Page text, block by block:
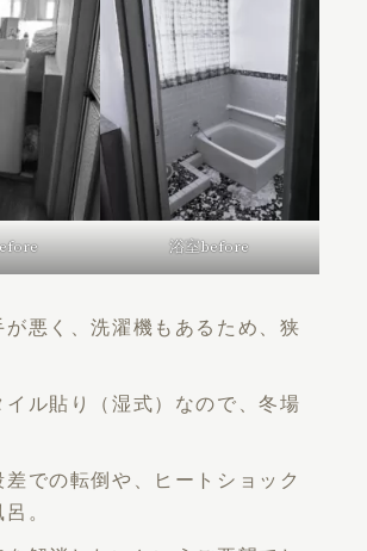
浴室before
が悪く、洗濯機もあるため、狭
イル貼り（湿式）なので、冬場
差での転倒や、ヒートショック
。